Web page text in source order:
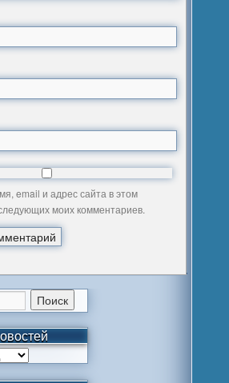
email и адрес сайта в этом
моих комментариев.